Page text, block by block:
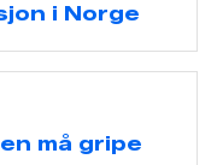
i Norge
må gripe